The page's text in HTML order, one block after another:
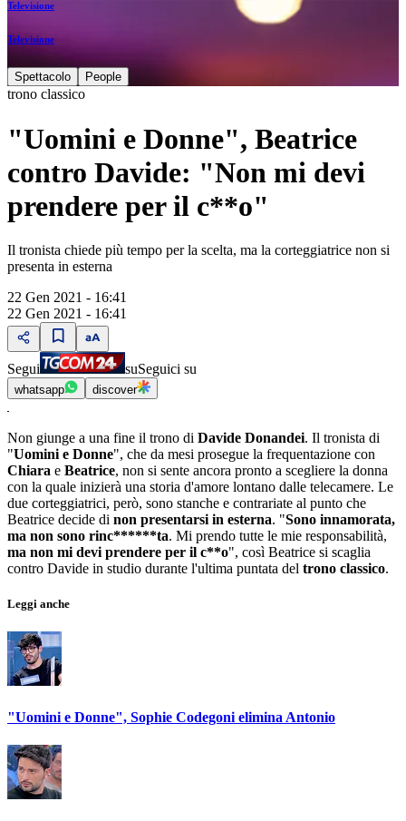
Televisione
Televisione
Spettacolo People
trono classico
"Uomini e Donne", Beatrice
contro Davide: "Non mi devi
prendere per il c**o"
Il tronista chiede più tempo per la scelta, ma la corteggiatrice non si
presenta in esterna
22 Gen 2021 - 16:41
22 Gen 2021 - 16:41
Segui suSeguici su
whatsapp discover
Non giunge a una fine il trono di Davide Donandei. Il tronista di
"Uomini e Donne", che da mesi prosegue la frequentazione con
Chiara e Beatrice, non si sente ancora pronto a scegliere la donna
con la quale inizierà una storia d'amore lontano dalle telecamere. Le
due corteggiatrici, però, sono stanche e contrariate al punto che
Beatrice decide di non presentarsi in esterna. "Sono innamorata,
ma non sono rinc******ta. Mi prendo tutte le mie responsabilità,
ma non mi devi prendere per il c**o", così Beatrice si scaglia
contro Davide in studio durante l'ultima puntata del trono classico.
Leggi anche
"Uomini e Donne", Sophie Codegoni elimina Antonio